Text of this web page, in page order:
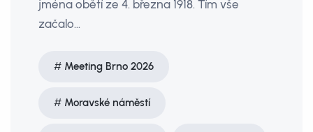
jména obětí ze 4. března 1918. Tím vše
začalo…
Meeting Brno 2026
Moravské náměstí